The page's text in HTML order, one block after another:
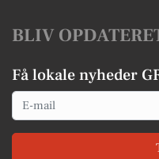
BLIV
Få lokale nyheder
Email